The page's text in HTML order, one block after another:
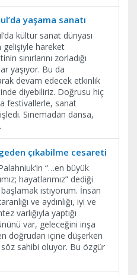
yaşama sanatı
kültür sanat dünyası
gelişiyle hareket
sınırlarını zorladığı
yaşıyor. Bu da
devam edecek etkinlik
diyebiliriz. Doğrusu hiç
festivallerle, sanat
Sinemadan dansa,
çıkabilme cesareti
“…en büyük
hayatlarımız” dediği
istiyorum. İnsan
ve aydınlığı, iyi ve
varlığıyla yaptığı
var, geleceğini inşa
doğrudan içine düşerken
sahibi oluyor. Bu özgür